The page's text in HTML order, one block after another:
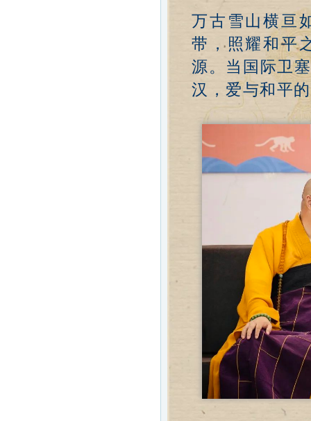
万古雪山横亘
带，照耀和平
源。当国际卫
汉，爱与和平